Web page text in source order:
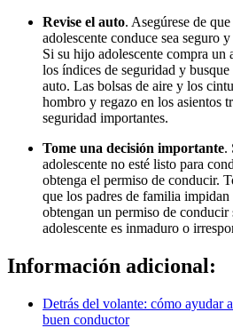
Revise el auto. Asegúrese de
adolescente conduce sea seguro
Si su hijo adolescente compra un
los índices de seguridad y
auto. Las bolsas de aire y los
hombro y regazo en los asientos
seguridad importantes.
Tome una decisión importante.
adolescente no esté listo para
obtenga el permiso de conducir.
que los padres de familia impidan
obtengan un permiso de
adolescente es inmaduro o
Información adicional:
Detrás del volante: cómo ayudar
buen conductor